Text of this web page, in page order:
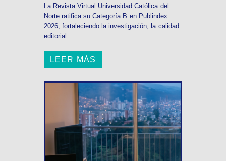
La Revista Virtual Universidad Católica del
Norte ratifica su Categoría B en Publindex
2026, fortaleciendo la investigación, la calidad
editorial ...
LEER MÁS